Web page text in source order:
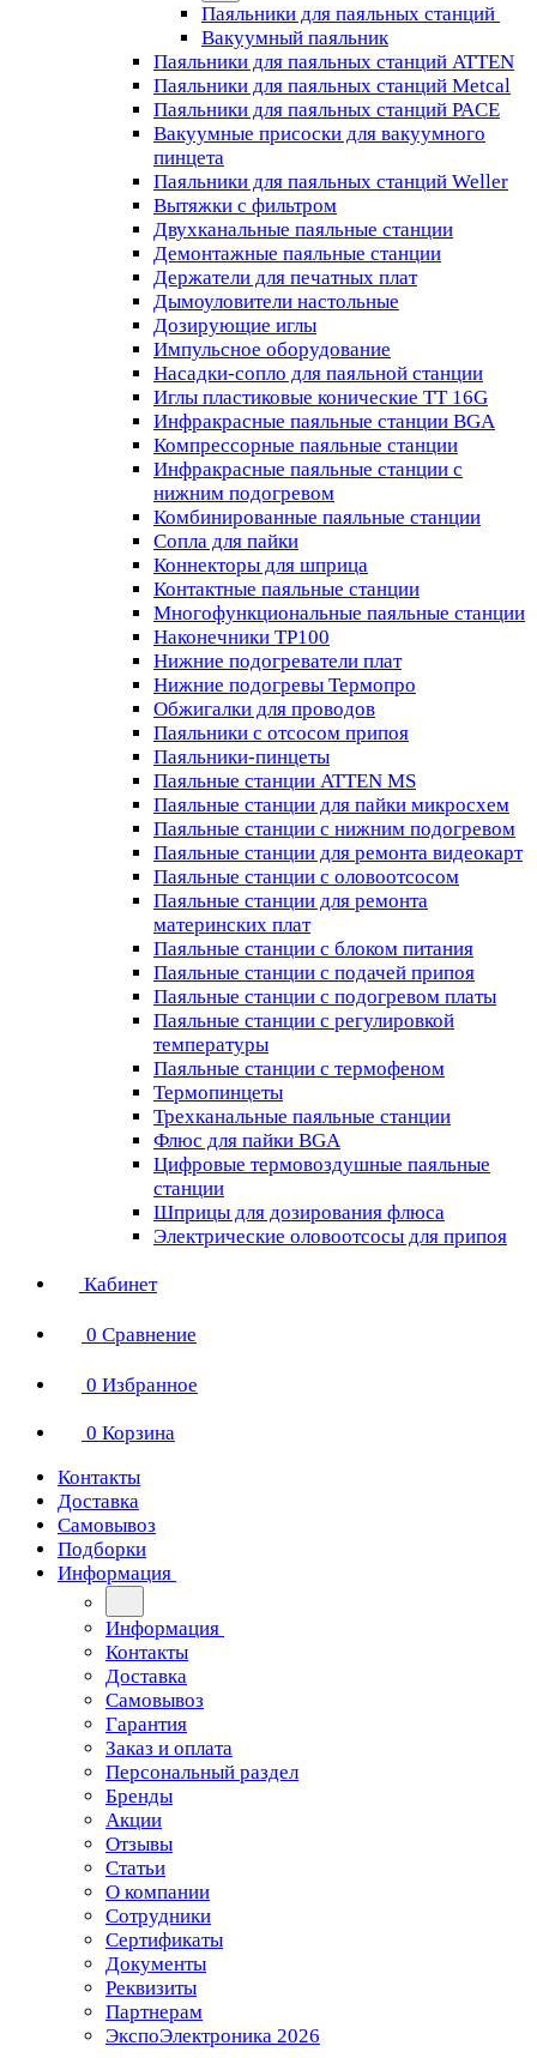
Паяльники для паяльных станций
Вакуумный паяльник
Паяльники для паяльных станций ATTEN
Паяльники для паяльных станций Metcal
Паяльники для паяльных станций PACE
Вакуумные присоски для вакуумного
пинцета
Паяльники для паяльных станций Weller
Вытяжки с фильтром
Двухканальные паяльные станции
Демонтажные паяльные станции
Держатели для печатных плат
Дымоуловители настольные
Дозирующие иглы
Импульсное оборудование
Насадки-сопло для паяльной станции
Иглы пластиковые конические TT 16G
Инфракрасные паяльные станции BGA
Компрессорные паяльные станции
Инфракрасные паяльные станции с
нижним подогревом
Комбинированные паяльные станции
Сопла для пайки
Коннекторы для шприца
Контактные паяльные станции
Многофункциональные паяльные станции
Наконечники TP100
Нижние подогреватели плат
Нижние подогревы Термопро
Обжигалки для проводов
Паяльники с отсосом припоя
Паяльники-пинцеты
Паяльные станции ATTEN MS
Паяльные станции для пайки микросхем
Паяльные станции с нижним подогревом
Паяльные станции для ремонта видеокарт
Паяльные станции с оловоотсосом
Паяльные станции для ремонта
материнских плат
Паяльные станции с блоком питания
Паяльные станции с подачей припоя
Паяльные станции с подогревом платы
Паяльные станции с регулировкой
температуры
Паяльные станции с термофеном
Термопинцеты
Трехканальные паяльные станции
Флюс для пайки BGA
Цифровые термовоздушные паяльные
станции
Шприцы для дозирования флюса
Электрические оловоотсосы для припоя
Кабинет
0 Сравнение
0 Избранное
0 Корзина
Контакты
Доставка
Самовывоз
Подборки
Информация
Информация
Контакты
Доставка
Самовывоз
Гарантия
Заказ и оплата
Персональный раздел
Бренды
Акции
Отзывы
Статьи
О компании
Сотрудники
Сертификаты
Документы
Реквизиты
Партнерам
ЭкспоЭлектроника 2026